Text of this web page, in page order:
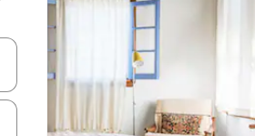
pomocou klávesov so šípkami